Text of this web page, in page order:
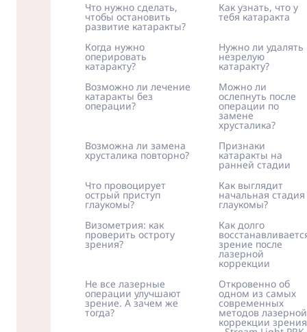
Что нужно сделать,
чтобы остановить
развитие катаракты?
Как узнать, что у
тебя катаракта
Когда нужно
оперировать
катаракту?
Нужно ли удалять
незрелую
катаракту?
Возможно ли лечение
катаракты без
операции?
Можно ли
ослепнуть после
операции по
замене
хрусталика?
Возможна ли замена
хрусталика повторно?
Признаки
катаракты на
ранней стадии
Что провоцирует
острый приступ
глаукомы?
Как выглядит
начальная стадия
глаукомы?
Визометрия: как
проверить остроту
зрения?
Как долго
зрение после
лазерной
коррекции
Не все лазерные
операции улучшают
зрение. А зачем же
тогда?
Откровенно об
одном из самых
современных
методов лазерной
коррекции зрения